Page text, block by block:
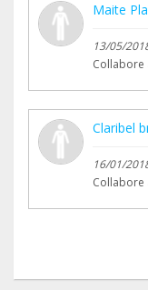
Maite
13/05/
Collabore
Claribel
16/01/
Collabore